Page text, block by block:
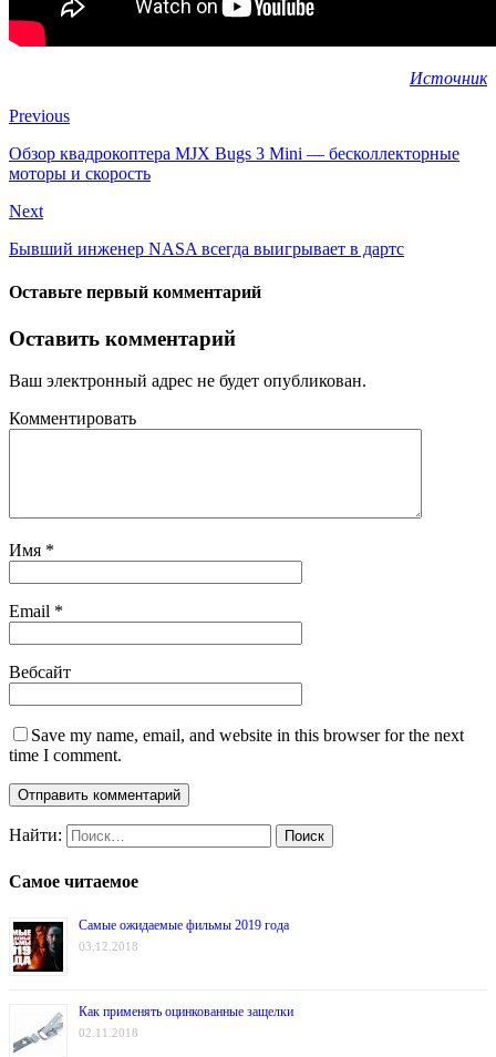
Источник
Previous
Обзор квадрокоптера MJX Bugs 3 Mini — бесколлекторные
моторы и скорость
Next
Бывший инженер NASA всегда выигрывает в дартс
Оставьте первый комментарий
Оставить комментарий
Ваш электронный адрес не будет опубликован.
Комментировать
Имя *
Email *
Вебсайт
Save my name, email, and website in this browser for the next
time I comment.
Найти:
Самое читаемое
Самые ожидаемые фильмы 2019 года
03.12.2018
Как применять оцинкованные защелки
02.11.2018